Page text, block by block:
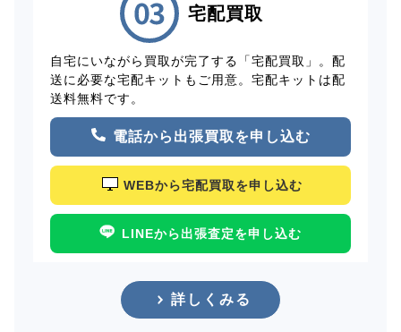
宅配買取
自宅にいながら買取が完了する「宅配買取」。配
送に必要な宅配キットもご用意。宅配キットは配
送料無料です。
電話から出張買取を申し込む
WEBから宅配買取を申し込む
LINEから出張査定を申し込む
詳しくみる